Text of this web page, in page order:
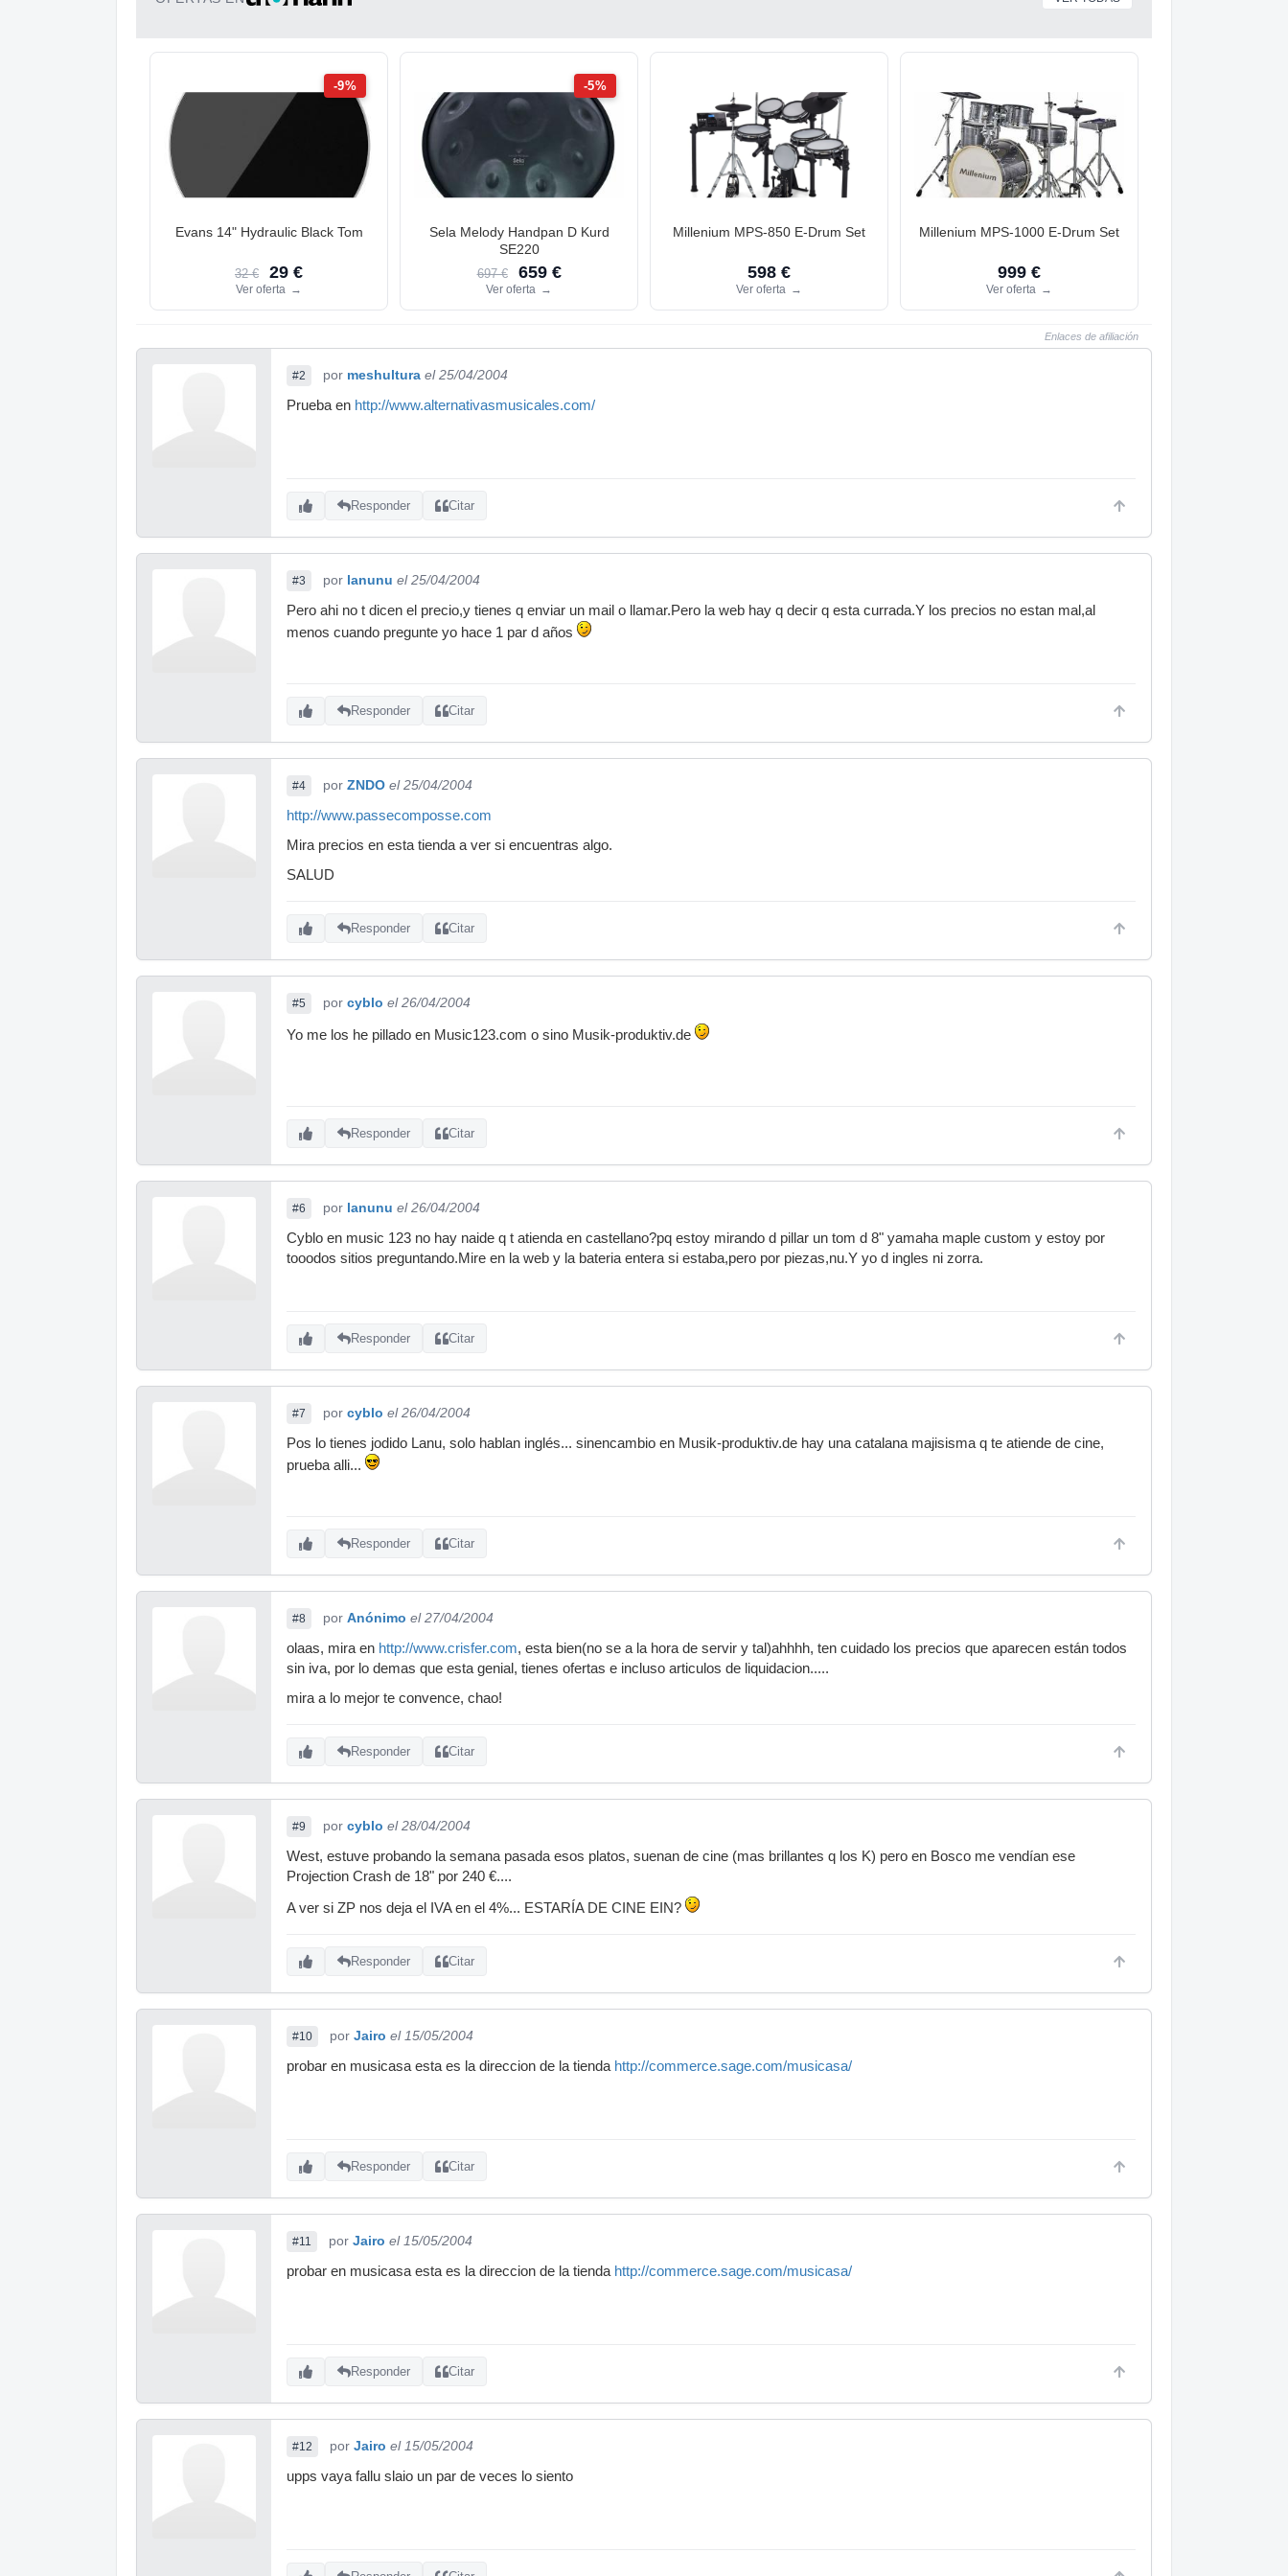
-9%
Evans 14" Hydraulic Black Tom
32 € 29 €
Ver oferta →
-5%
Sela Melody Handpan D Kurd
SE220
697 € 659 €
Ver oferta →
Millenium MPS-850 E-Drum Set
598 €
Ver oferta →
Millenium MPS-1000 E-Drum Set
999 €
Ver oferta →
Enlaces de afiliación
#2 por meshultura el 25/04/2004
Prueba en http://www.alternativasmusicales.com/
Responder Citar
#3 por lanunu el 25/04/2004
Pero ahi no t dicen el precio,y tienes q enviar un mail o llamar.Pero la web hay q decir q esta currada.Y los precios no estan mal,al
menos cuando pregunte yo hace 1 par d años
Responder Citar
#4 por ZNDO el 25/04/2004
http://www.passecomposse.com
Mira precios en esta tienda a ver si encuentras algo.
SALUD
Responder Citar
#5 por cyblo el 26/04/2004
Yo me los he pillado en Music123.com o sino Musik-produktiv.de
Responder Citar
#6 por lanunu el 26/04/2004
Cyblo en music 123 no hay naide q t atienda en castellano?pq estoy mirando d pillar un tom d 8" yamaha maple custom y estoy por
tooodos sitios preguntando.Mire en la web y la bateria entera si estaba,pero por piezas,nu.Y yo d ingles ni zorra.
Responder Citar
#7 por cyblo el 26/04/2004
Pos lo tienes jodido Lanu, solo hablan inglés... sinencambio en Musik-produktiv.de hay una catalana majisisma q te atiende de cine,
prueba alli...
Responder Citar
#8 por Anónimo el 27/04/2004
olaas, mira en http://www.crisfer.com, esta bien(no se a la hora de servir y tal)ahhhh, ten cuidado los precios que aparecen están todos
sin iva, por lo demas que esta genial, tienes ofertas e incluso articulos de liquidacion.....
mira a lo mejor te convence, chao!
Responder Citar
#9 por cyblo el 28/04/2004
West, estuve probando la semana pasada esos platos, suenan de cine (mas brillantes q los K) pero en Bosco me vendían ese
Projection Crash de 18" por 240 €....
A ver si ZP nos deja el IVA en el 4%... ESTARÍA DE CINE EIN?
Responder Citar
#10 por Jairo el 15/05/2004
probar en musicasa esta es la direccion de la tienda http://commerce.sage.com/musicasa/
Responder Citar
#11 por Jairo el 15/05/2004
probar en musicasa esta es la direccion de la tienda http://commerce.sage.com/musicasa/
Responder Citar
#12 por Jairo el 15/05/2004
upps vaya fallu slaio un par de veces lo siento